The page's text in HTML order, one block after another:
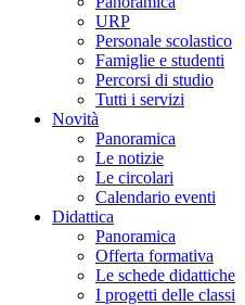
URP
Personale scolastico
Famiglie e studenti
Percorsi di studio
Tutti i servizi
Novità
Panoramica
Le notizie
Le circolari
Calendario eventi
Didattica
Panoramica
Offerta formativa
Le schede didattiche
I progetti delle classi